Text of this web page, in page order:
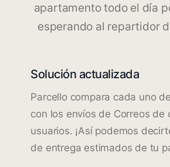
apartamento todo el día
esperando al repartidor
Solución actualizada
Parcello compara cada uno
con los envíos de Correos de
usuarios. ¡Así podemos
de entrega estimados de tu